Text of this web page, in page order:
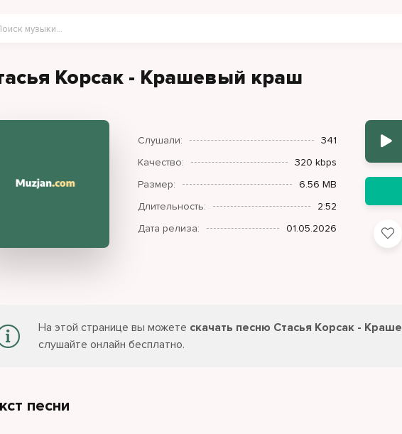
Корсак - Крашевый краш
Слушали:
341
Качество:
320 kbps
Размер:
6.56 MB
Длительность:
2:52
Дата релиза:
01.05.2026
На этой странице вы можете скачать песню Стасья Корсак -
слушайте онлайн бесплатно.
песни